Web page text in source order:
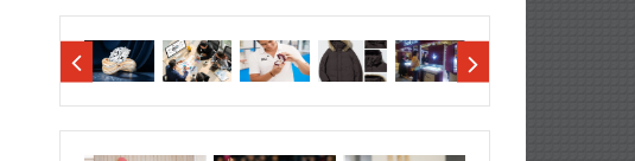
Sumatera